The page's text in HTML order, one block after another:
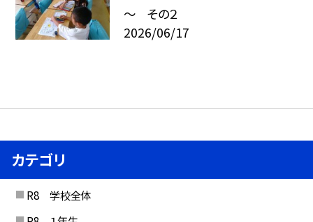
～ その２
2026/06/17
カテゴリ
R8 学校全体